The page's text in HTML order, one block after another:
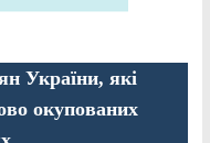
України, які
окупованих